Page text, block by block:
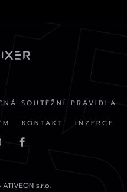
SOUTĚŽNÍ PRAVIDLA
KONTAKT
INZERCE
s.r.o.